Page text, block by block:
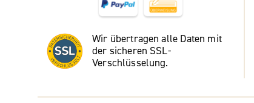
Wir übertragen alle Daten mit
der sicheren SSL-
Verschlüsselung.